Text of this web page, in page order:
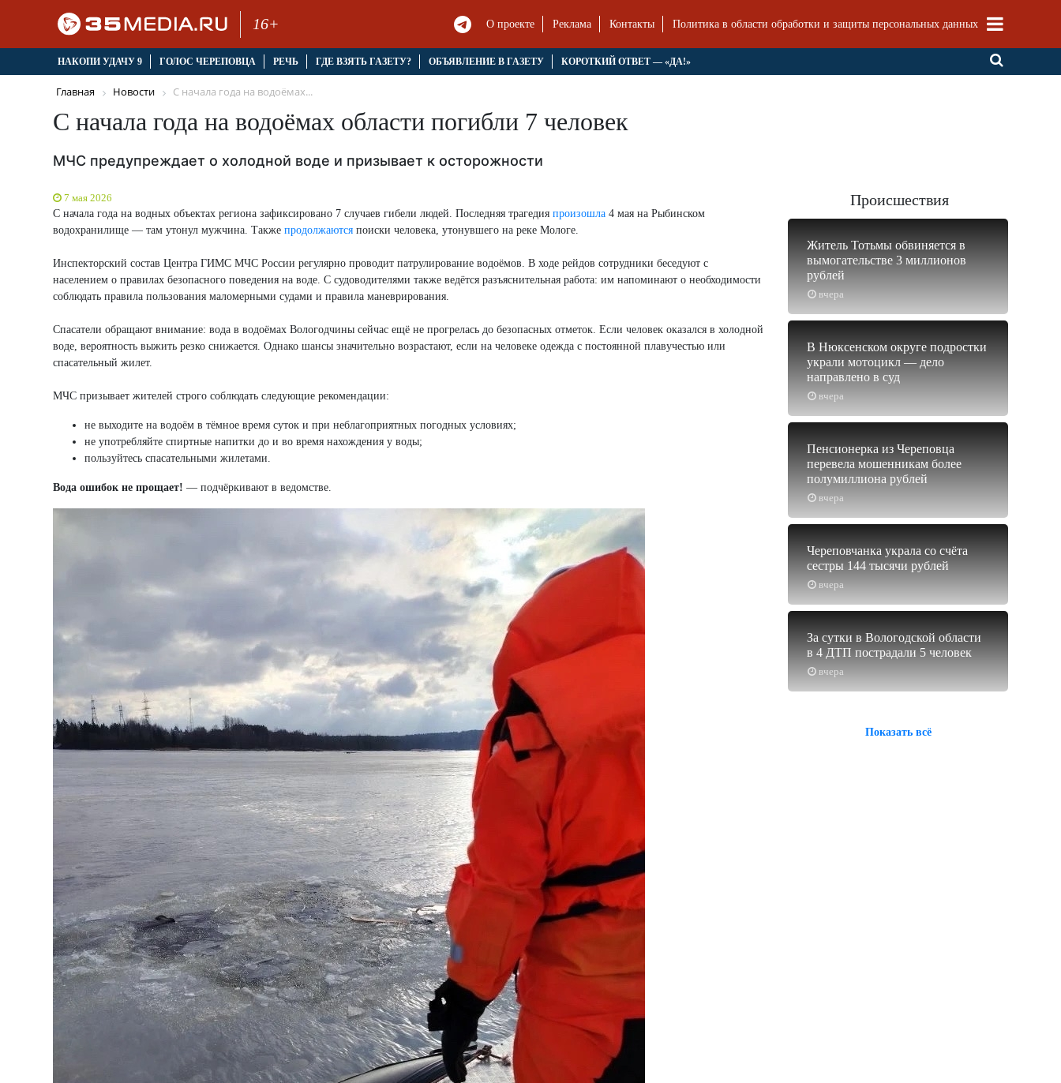
16+ О проекте Реклама Контакты Политика в области обработки и защиты персональных данных
НАКОПИ УДАЧУ 9 ГОЛОС ЧЕРЕПОВЦА РЕЧЬ ГДЕ ВЗЯТЬ ГАЗЕТУ? ОБЪЯВЛЕНИЕ В ГАЗЕТУ КОРОТКИЙ ОТВЕТ — «ДА!»
Главная Новости С начала года на водоёмах...
С начала года на водоёмах области погибли 7 человек
МЧС предупреждает о холодной воде и призывает к осторожности
7 мая 2026
С начала года на водных объектах региона зафиксировано 7 случаев гибели людей. Последняя трагедия произошла 4 мая на Рыбинском
водохранилище — там утонул мужчина. Также продолжаются поиски человека, утонувшего на реке Мологе.
Инспекторский состав Центра ГИМС МЧС России регулярно проводит патрулирование водоёмов. В ходе рейдов сотрудники беседуют с
населением о правилах безопасного поведения на воде. С судоводителями также ведётся разъяснительная работа: им напоминают о необходимости
соблюдать правила пользования маломерными судами и правила маневрирования.
Спасатели обращают внимание: вода в водоёмах Вологодчины сейчас ещё не прогрелась до безопасных отметок. Если человек оказался в холодной
воде, вероятность выжить резко снижается. Однако шансы значительно возрастают, если на человеке одежда с постоянной плавучестью или
спасательный жилет.
МЧС призывает жителей строго соблюдать следующие рекомендации:
не выходите на водоём в тёмное время суток и при неблагоприятных погодных условиях;
не употребляйте спиртные напитки до и во время нахождения у воды;
пользуйтесь спасательными жилетами.
Вода ошибок не прощает! — подчёркивают в ведомстве.
Происшествия
вчера
Житель Тотьмы обвиняется в
вымогательстве 3 миллионов
рублей
вчера
В Нюксенском округе подростки
украли мотоцикл — дело
направлено в суд
вчера
Пенсионерка из Череповца
перевела мошенникам более
полумиллиона рублей
вчера
Череповчанка украла со счёта
сестры 144 тысячи рублей
вчера
За сутки в Вологодской области
в 4 ДТП пострадали 5 человек
Показать всё